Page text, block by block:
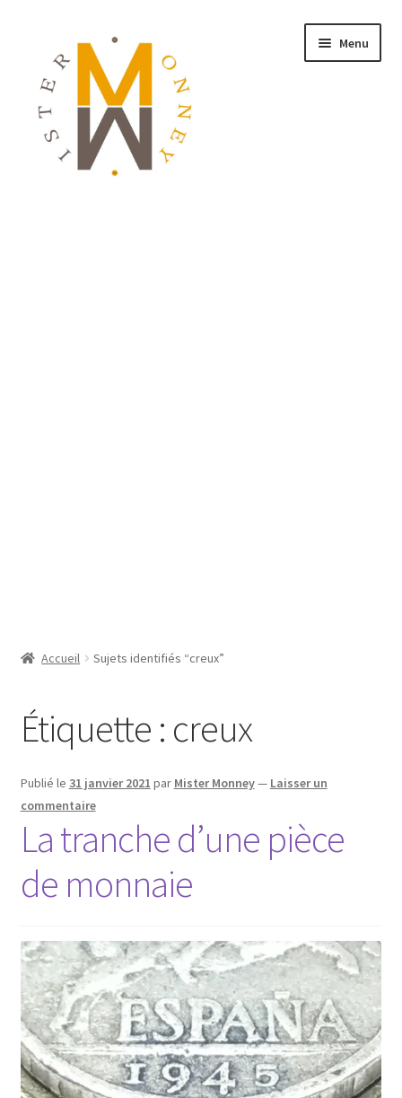
Menu
Accueil Sujets identifiés “creux”
Étiquette : creux
Publié le 31 janvier 2021 par Mister Monney— Laisser un
commentaire
La tranche d’une pièce
de monnaie